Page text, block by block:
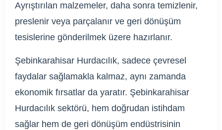
Ayrıştırılan malzemeler, daha sonra temizlenir,
preslenir veya parçalanır ve geri dönüşüm
tesislerine gönderilmek üzere hazırlanır.
Şebinkarahisar Hurdacılık, sadece çevresel
faydalar sağlamakla kalmaz, aynı zamanda
ekonomik fırsatlar da yaratır. Şebinkarahisar
Hurdacılık sektörü, hem doğrudan istihdam
sağlar hem de geri dönüşüm endüstrisinin